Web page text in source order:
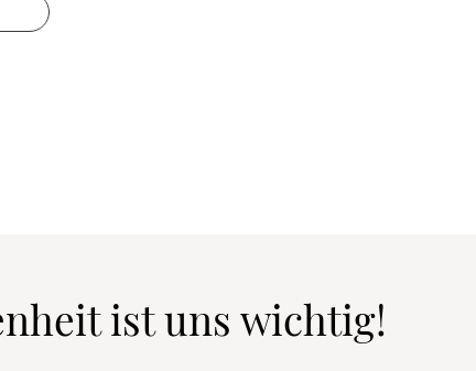
ist uns wichtig!